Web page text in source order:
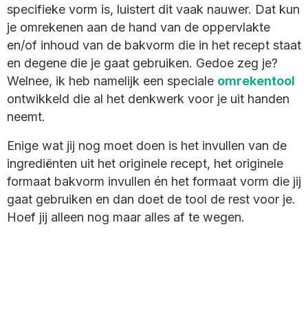
specifieke vorm is, luistert dit vaak nauwer. Dat kun
je omrekenen aan de hand van de oppervlakte
en/of inhoud van de bakvorm die in het recept staat
en degene die je gaat gebruiken. Gedoe zeg je?
Welnee, ik heb namelijk een speciale omrekentool
ontwikkeld die al het denkwerk voor je uit handen
neemt.
Enige wat jij nog moet doen is het invullen van de
ingrediënten uit het originele recept, het originele
formaat bakvorm invullen én het formaat vorm die jij
gaat gebruiken en dan doet de tool de rest voor je.
Hoef jij alleen nog maar alles af te wegen.